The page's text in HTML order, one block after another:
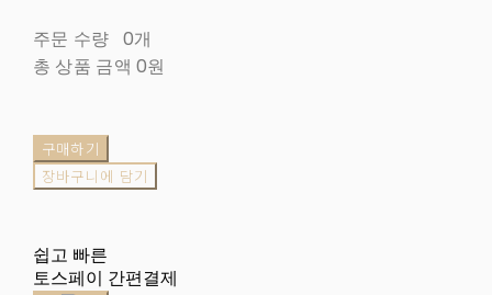
주문 수량 0개
총 상품 금액 0원
구매하기
장바구니에 담기
쉽고 빠른
토스페이 간편결제